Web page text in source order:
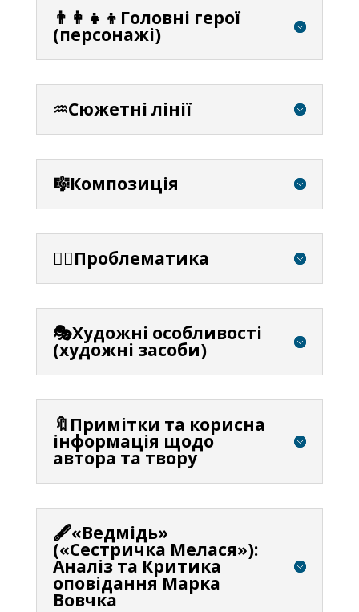
👨‍👩‍👧‍👦Головні герої
(персонажі)
♒Сюжетні лінії
🎼Композиція
⛓️‍💥Проблематика
🎭Художні особливості
(художні засоби)
🔖Примітки та корисна
інформація щодо
автора та твору
🖋️«Ведмідь»
(«Сестричка Мелася»):
Аналіз та Критика
оповідання Марка
Вовчка